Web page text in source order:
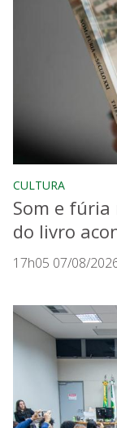
CULTURA
Som e fúria
do livro
17h05 07/08/